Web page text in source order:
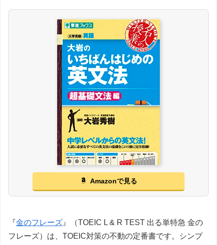
Amazonで見る
『金のフレーズ 』（TOEIC L & R TEST 出る単特急 金の
フレーズ）は、TOEIC対策の不動の定番書です。シンプ